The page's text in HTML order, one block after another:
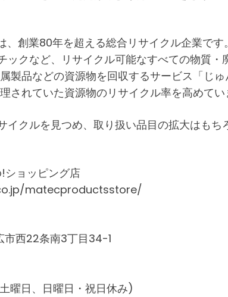
創業80年を超える総合リサイクル企業で
クなど、リサイクル可能なすべての物質
製品などの資源物を回収するサービス「じ
されていた資源物のリサイクル率を高めてい
クルを見つめ、取り扱い品目の拡大はも
ショッピング店
matecproductsstore/
西22条南3丁目34-1
曜日、日曜日・祝日休み)